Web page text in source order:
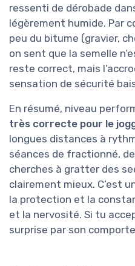
ressenti de dérobade
légèrement humide. Par
peu du bitume (gravier,
on sent que la semelle
reste correct, mais
sensation de sécurité
En résumé, niveau
très correcte pour le
longues distances à
séances de fractionné,
cherches à gratter des
clairement mieux. C’est
la protection et la
et la nervosité. Si tu
surprise par son